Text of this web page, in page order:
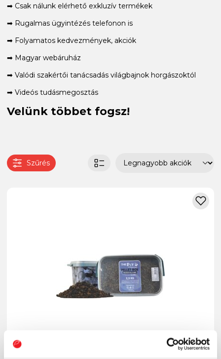
➡ Csak nálunk elérhető exkluzív termékek
➡ Rugalmas ügyintézés telefonon is
➡ Folyamatos kedvezmények, akciók
➡ Magyar webáruház
➡ Valódi szakértői tanácsadás világbajnok horgászoktól
➡ Videós tudásmegosztás
Velünk többet fogsz!
Szűrés